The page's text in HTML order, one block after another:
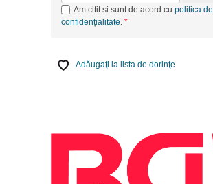
Am citit si sunt de acord cu politica de
confidențialitate
Adăugaţi la lista de dorinţe